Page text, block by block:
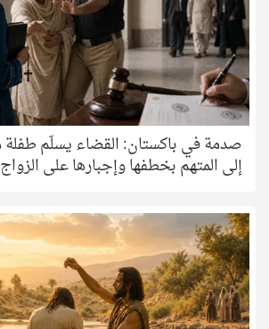
إلى المتهم بخطفها وإجبارها على الزواج